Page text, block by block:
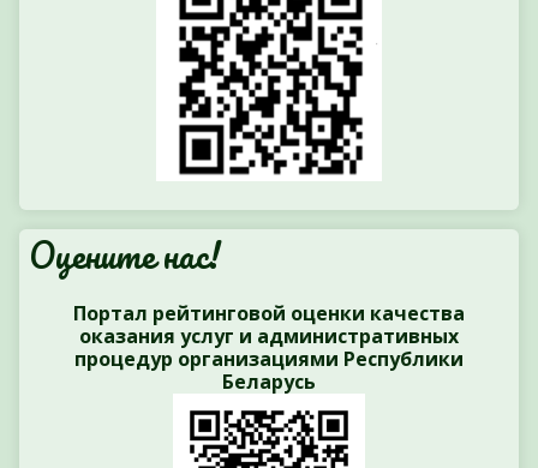
Оцените нас!
Портал рейтинговой оценки качества
оказания услуг и административных
процедур организациями Республики
Беларусь